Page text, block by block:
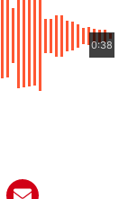
0:38